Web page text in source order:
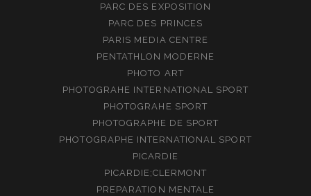
PARC DES EXPOSITION
PARC DES PRINCES
PARIS MEDIA CENTRE
PENTATHLON MODERNE
PHOTO ART
PHOTOGRAHE INTERNATIONAL SPORT
PHOTOGRAHE SPORT
PHOTOGRAPHE DE SPORT
PHOTOGRAPHE INTERNATIONAL SPORT
PICARDIE
PICARDIE;CLERMONT
PREPARATION MENTALE